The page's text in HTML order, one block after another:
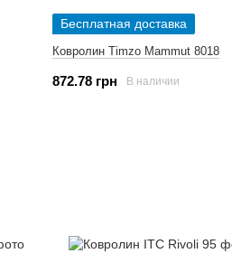
Бесплатная доставка
Ковролин Timzo Mammut 8018
872.78 грн В наличии